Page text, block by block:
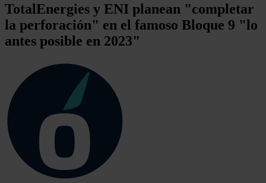
TotalEnergies y ENI planean "completar
la perforación" en el famoso Bloque 9 "lo
antes posible en 2023"